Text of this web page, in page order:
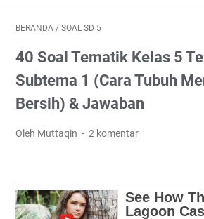
BERANDA / SOAL SD 5
40 Soal Tematik Kelas 5
Subtema 1 (Cara Tubuh
Bersih) & Jawaban
Oleh Muttaqin 2 komentar